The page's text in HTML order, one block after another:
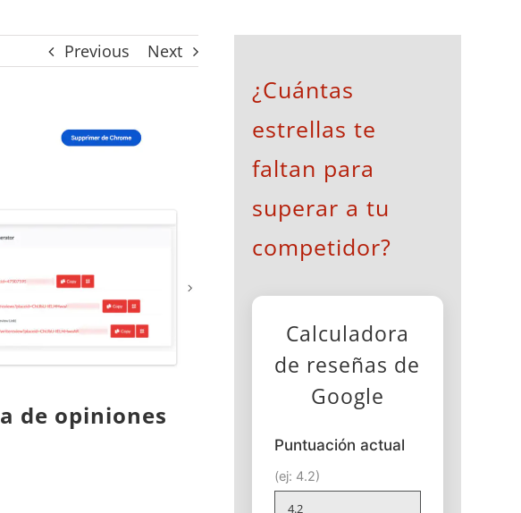
Previous Next
de opiniones
¿Cuántas
estrellas te
faltan para
superar a tu
competidor?
Calculadora
de reseñas de
Google
Puntuación actual
(ej: 4.2)